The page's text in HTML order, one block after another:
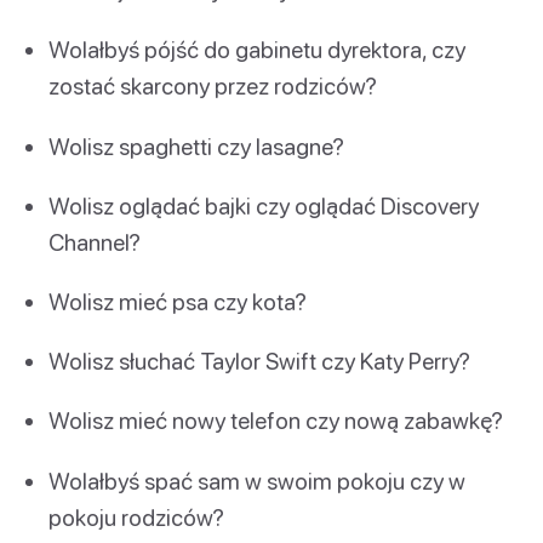
Wolałbyś pójść do gabinetu dyrektora, czy
zostać skarcony przez rodziców?
Wolisz spaghetti czy lasagne?
Wolisz oglądać bajki czy oglądać Discovery
Channel?
Wolisz mieć psa czy kota?
Wolisz słuchać Taylor Swift czy Katy Perry?
Wolisz mieć nowy telefon czy nową zabawkę?
Wolałbyś spać sam w swoim pokoju czy w
pokoju rodziców?